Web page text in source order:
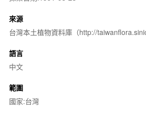
來源
台灣本土植物資料庫（http://
語言
中文
範圍
國家:台灣